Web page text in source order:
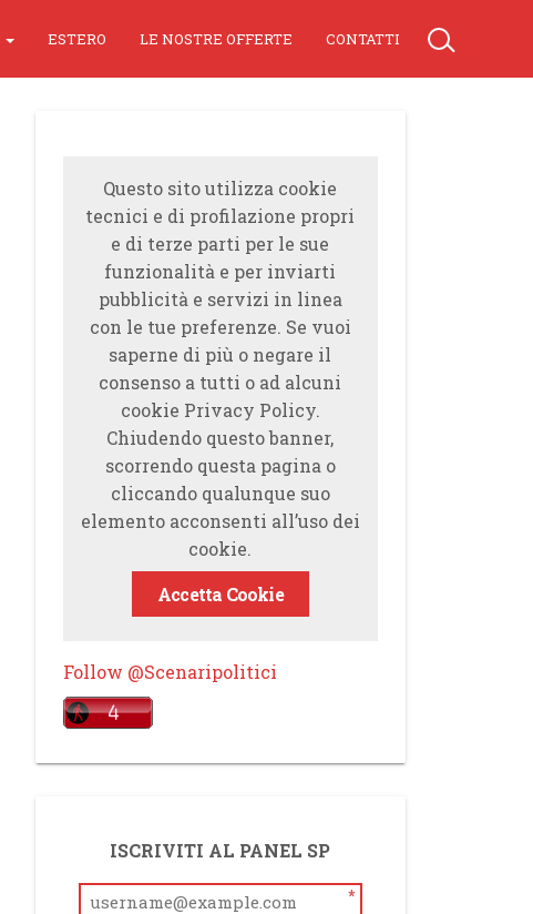
ESTERO LE NOSTRE OFFERTE CONTATTI
Questo sito utilizza cookie
tecnici e di profilazione propri
e di terze parti per le sue
funzionalità e per inviarti
pubblicità e servizi in linea
con le tue preferenze. Se vuoi
saperne di più o negare il
consenso a tutti o ad alcuni
cookie Privacy Policy.
Chiudendo questo banner,
scorrendo questa pagina o
cliccando qualunque suo
elemento acconsenti all’uso dei
cookie.
Accetta Cookie
Follow @Scenaripolitici
ISCRIVITI AL PANEL SP
*